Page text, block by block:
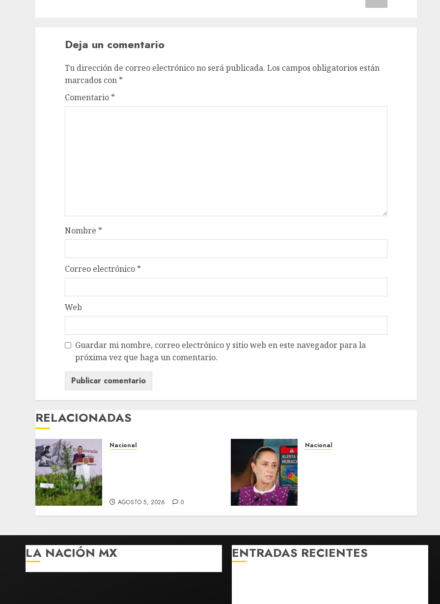
Deja un comentario
Tu dirección de correo electrónico no será publicada. Los campos obligatorios están
marcados con *
Comentario *
Nombre *
Correo electrónico *
Web
Guardar mi nombre, correo electrónico y sitio web en este navegador para la
próxima vez que haga un comentario.
RELACIONADAS
Nacional
AGOSTO 5, 2026 0
Nacional
LA NACIÓN MX ENTRADAS RECIENTES